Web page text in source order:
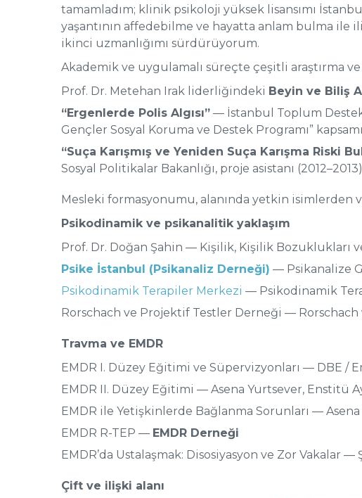
tamamladım; klinik psikoloji yüksek lisansımı
yaşantının affedebilme ve hayatta anlam bulma ile
ikinci uzmanlığımı sürdürüyorum.
Akademik ve uygulamalı süreçte çeşitli araştırma
Prof. Dr. Metehan Irak liderliğindeki Beyin ve Biliş
“Ergenlerde Polis Algısı” — İstanbul Toplum
Gençler Sosyal Koruma ve Destek Programı”
“Suça Karışmış ve Yeniden Suça Karışma
Sosyal Politikalar Bakanlığı, proje asistanı
Mesleki formasyonumu, alanında yetkin isimlerden
Psikodinamik ve psikanalitik yaklaşım
Prof. Dr. Doğan Şahin — Kişilik, Kişilik Bozuklukları
Psike İstanbul (Psikanaliz Derneği) — Psikanalize
Psikodinamik Terapiler Merkezi — Psikodinamik
Rorschach ve Projektif Testler Derneği — Rorschach
Travma ve EMDR
EMDR I. Düzey Eğitimi ve Süpervizyonları — DBE /
EMDR II. Düzey Eğitimi — Asena Yurtsever, Enstitü
EMDR ile Yetişkinlerde Bağlanma Sorunları —
EMDR R-TEP — EMDR Derneği
EMDR’da Ustalaşmak: Disosiyasyon ve Zor Vakalar
Çift ve ilişki alanı